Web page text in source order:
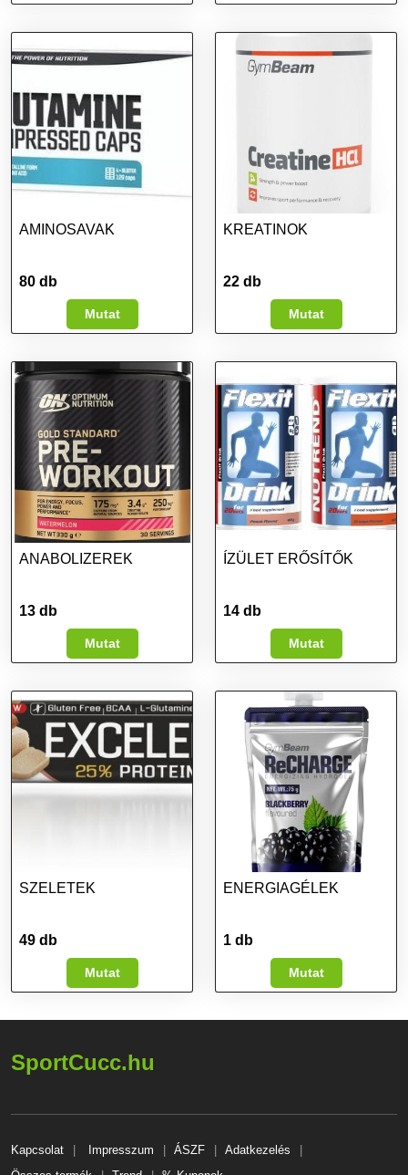
AMINOSAVAK
80 db
Mutat
KREATINOK
22 db
Mutat
ANABOLIZEREK
13 db
Mutat
ÍZÜLET ERŐSÍTŐK
14 db
Mutat
SZELETEK
49 db
Mutat
ENERGIAGÉLEK
1 db
Mutat
SportCucc.hu
Kapcsolat Impresszum ÁSZF
Adatkezelés